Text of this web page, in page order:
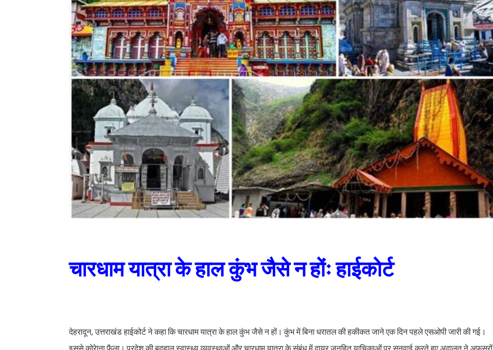
चारधाम यात्रा के हाल कुंभ जैसे न होंः हाईकोर्ट
देहरादून, उत्तराखंड हाईकोर्ट ने कहा कि चारधाम यात्रा के हाल कुंभ जैसे न हों। कुंभ में बिना धरातल की हकीकत जाने एक दिन पहले एसओपी जारी की गई।
इससे कोरेाना फैला। प्रदेश की बदहाल स्वास्थ्य व्यवस्थाओं और चारधाम यात्रा के संबंध में दायर जनहित याचिकाओं पर सुनवाई करते हुए अदालत ने अफसरों